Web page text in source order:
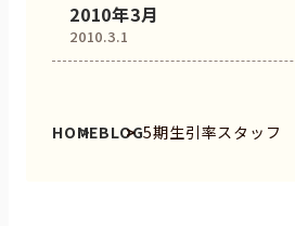
2010.3.1
2010年3月
HOMEBLOG5期生引率スタッフ